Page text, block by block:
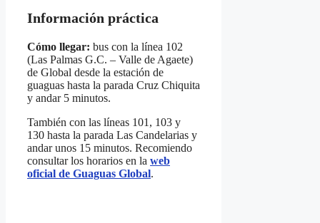
Información práctica
Cómo llegar: bus con la línea 102
(Las Palmas G.C. – Valle de Agaete)
de Global desde la estación de
guaguas hasta la parada Cruz Chiquita
y andar 5 minutos.
También con las líneas 101, 103 y
130 hasta la parada Las Candelarias y
andar unos 15 minutos. Recomiendo
consultar los horarios en la web
oficial de Guaguas Global.